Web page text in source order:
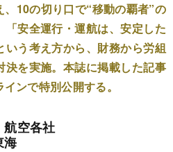
10の切り口で“移動の覇者”の
安全運行・運航は、安定した
う考え方から、財務から労組
決を実施。本誌に掲載した記事
ンで特別公開する。
空各社
海